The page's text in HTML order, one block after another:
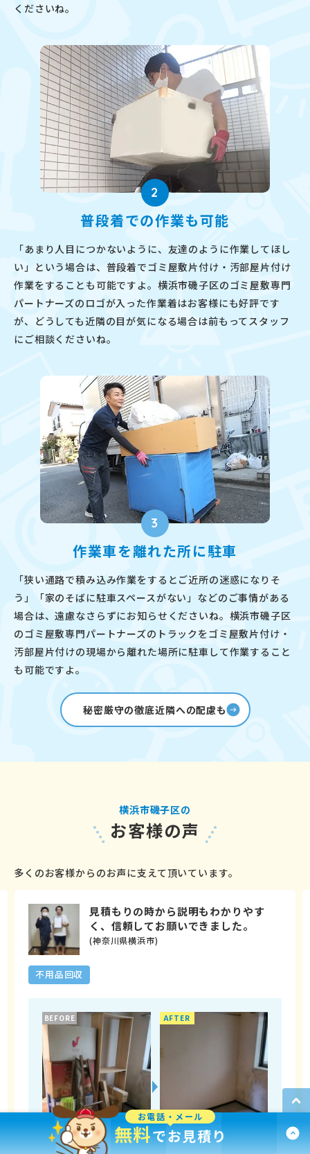
くださいね。
2
普段着での作業も可能
「あまり人目につかないように、友達のように作業してほし
い」という場合は、普段着でゴミ屋敷片付け・汚部屋片付け
作業をすることも可能ですよ。横浜市磯子区のゴミ屋敷専門
パートナーズのロゴが入った作業着はお客様にも好評です
が、どうしても近隣の目が気になる場合は前もってスタッフ
にご相談くださいね。
3
作業車を離れた所に駐車
「狭い通路で積み込み作業をするとご近所の迷惑になりそ
う」「家のそばに駐車スペースがない」などのご事情がある
場合は、遠慮なさらずにお知らせくださいね。横浜市磯子区
のゴミ屋敷専門パートナーズのトラックをゴミ屋敷片付け・
汚部屋片付けの現場から離れた場所に駐車して作業すること
も可能ですよ。
秘密厳守の徹底近隣への配慮も
横浜市磯子区の
お客様の声
多くのお客様からのお声に支えて頂いています。
見積もりの時から説明もわかりやす
く、信頼してお願いできました。
(神奈川県横浜市)
不用品回収
BEFORE AFTER
お電話・メール
無料でお見積り